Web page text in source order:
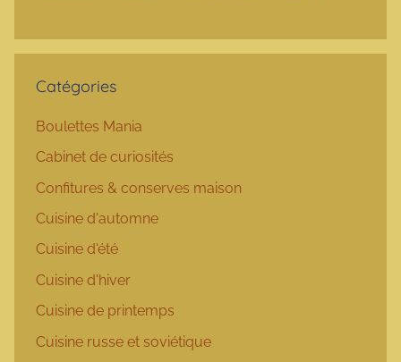
Catégories
Boulettes Mania
Cabinet de curiosités
Confitures & conserves maison
Cuisine d'automne
Cuisine d'été
Cuisine d'hiver
Cuisine de printemps
Cuisine russe et soviétique